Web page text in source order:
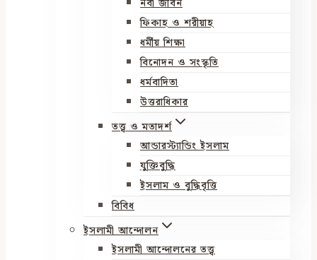
নবী জীবন
ফিকাহ ও শরীয়াহ
ধর্মীয় শিক্ষা
বিনোদন ও সংস্কৃতি
ধর্মবাদিতা
উত্তরাধিকার
তত্ত্ব ও মতাদর্শ
আন্ডারস্ট্যান্ডিং ইসলাম
যুক্তিবুদ্ধি
ইসলাম ও বুদ্ধিবৃত্তি
বিবিধ
ইসলামী আন্দোলন
ইসলামী আন্দোলনের তত্ত্ব